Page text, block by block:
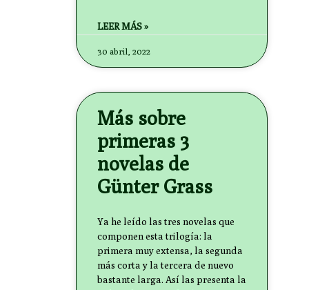
LEER MÁS »
30 abril, 2022
Más sobre
primeras 3
novelas de
Günter Grass
Ya he leído las tres novelas que
componen esta trilogía: la
primera muy extensa, la segunda
más corta y la tercera de nuevo
bastante larga. Así las presenta la